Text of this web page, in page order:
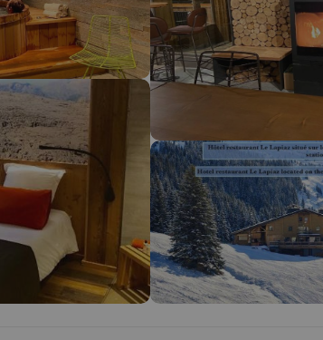
que coincideixin amb la teva cerca. Intenteu
cercador ha perdut el nord. Quan trobi la seva